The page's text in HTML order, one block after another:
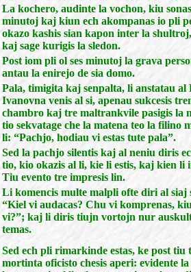
La kochero, audinte la vochon, kiu
minutoj kaj kiun ech akompanas io pli
okazo kashis sian kapon inter la
kaj sage kurigis la sledon.
Post iom pli ol ses minutoj la grava
antau la enirejo de sia domo.
Pala, timigita kaj senpalta, li anstatau al
Ivanovna venis al si, apenau sukcesis
chambro kaj tre maltrankvile pasigis la
tio sekvatage che la matena teo la filino
li: “Pachjo, hodiau vi estas tute pala”.
Sed la pachjo silentis kaj al neniu diris
tio, kio okazis al li, kie li estis, kaj kien li
Tiu evento tre impresis lin.
Li komencis multe malpli ofte diri al siaj
“Kiel vi audacas? Chu vi komprenas,
vi?”; kaj li diris tiujn vortojn nur
temas.
Sed ech pli rimarkinde estas, ke post tiu
mortinta oficisto chesis aperi: evidente